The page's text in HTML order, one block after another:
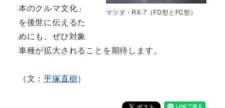
マツダ・RX-7（FD型とFC型）
本のクルマ文化」
を後世に伝えるた
めにも、ぜひ対象
車種が拡大されることを期待します。
（文：平塚直樹）